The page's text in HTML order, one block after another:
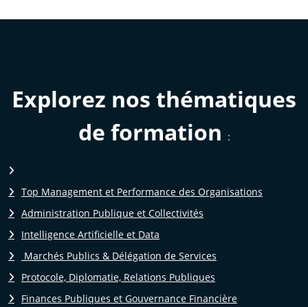
Explorez nos thématiques
de formation :
Top Management et Performance des Organisations
Administration Publique et Collectivités
Intelligence Artificielle et Data
Marchés Publics & Délégation de Services
Protocole, Diplomatie, Relations Publiques
Finances Publiques et Gouvernance Financière